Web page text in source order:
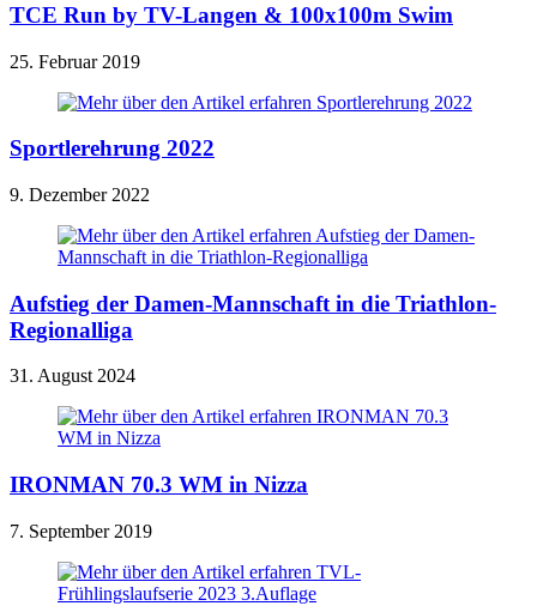
TCE Run by TV-Langen & 100x100m Swim
25. Februar 2019
Sportlerehrung 2022
9. Dezember 2022
Aufstieg der Damen-Mannschaft in die Triathlon-
Regionalliga
31. August 2024
IRONMAN 70.3 WM in Nizza
7. September 2019